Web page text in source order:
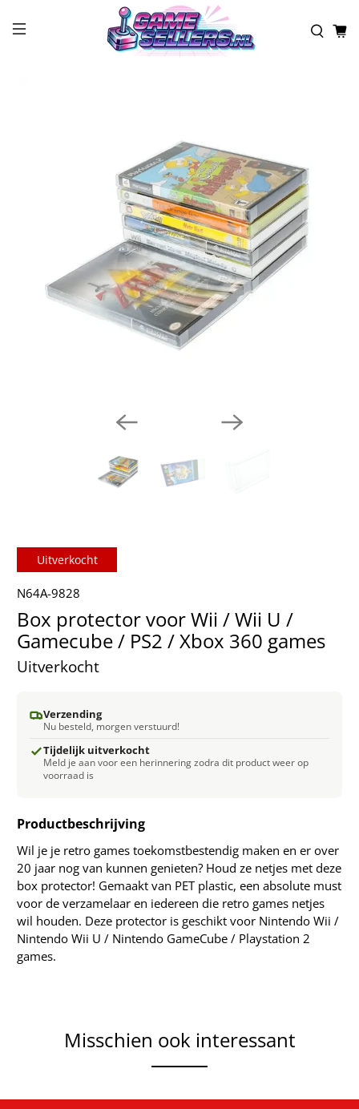
Uitverkocht
N64A-9828
Box protector voor Wii / Wii U /
Gamecube / PS2 / Xbox 360 games
Uitverkocht
Verzending
Nu besteld, morgen verstuurd!
Tijdelijk uitverkocht
Meld je aan voor een herinnering zodra dit product weer op
voorraad is
Productbeschrijving
Wil je je retro games toekomstbestendig maken en er over
20 jaar nog van kunnen genieten? Houd ze netjes met deze
box protector! Gemaakt van PET plastic, een absolute must
voor de verzamelaar en iedereen die retro games netjes
wil houden. Deze protector is geschikt voor NintendoWii /
Nintendo Wii U / Nintendo GameCube / Playstation 2
games.
Misschien ook interessant